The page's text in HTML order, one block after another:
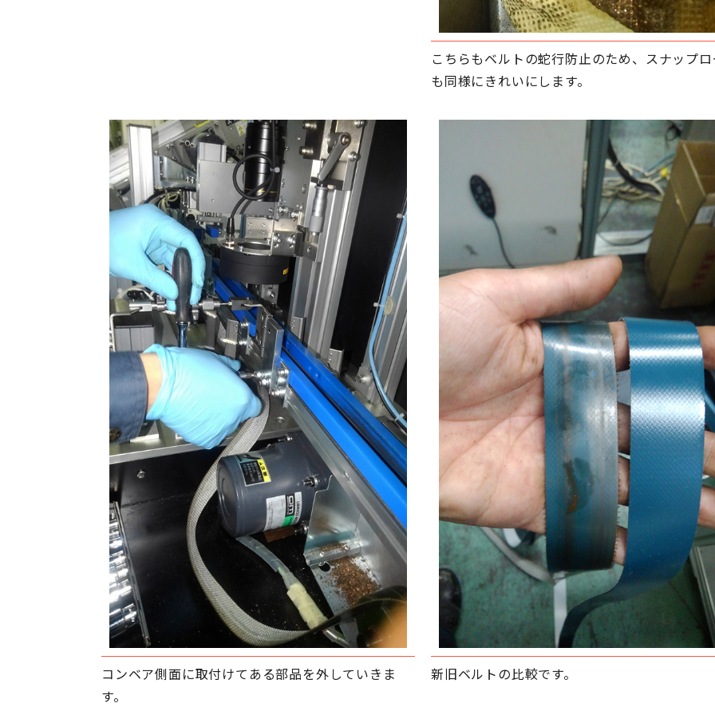
こちらもベルトの蛇行防止のため、スナップ
も同様にきれいにします。
コンベア側面に取付けてある部品を外していきま
す。
新旧ベルトの比較です。